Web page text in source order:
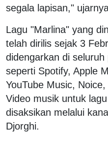
segala lapisan,"
Lagu "Marlina" yang
telah dirilis sejak 3
didengarkan di
seperti Spotify, Apple
YouTube Music,
Video musik untuk
disaksikan melalui
Djorghi.